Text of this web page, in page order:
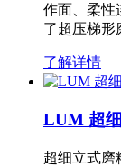
作面、柔性
了超压梯
了解详情
LUM 超
超细立式磨